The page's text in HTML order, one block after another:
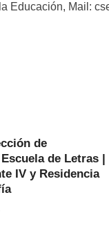
Educación, Mail:
de
de Letras |
IV y Residencia